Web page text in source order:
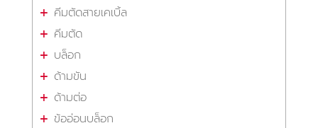
คีมตัดสายเคเบิ้ล
คีมตัด
บล็อก
ด้ามขัน
ด้ามต่อ
ข้ออ่อนบล็อก